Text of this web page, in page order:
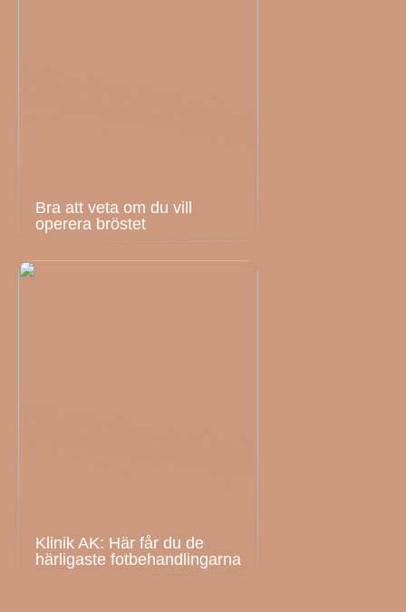
Bra att veta om du vill
operera bröstet
Klinik AK: Här får du de
härligaste fotbehandlingarna